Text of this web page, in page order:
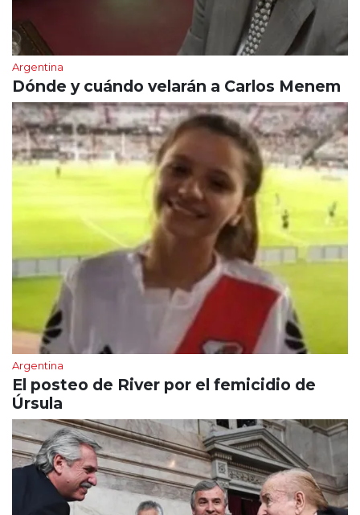
Argentina
Dónde y cuándo velarán a Carlos Menem
Argentina
El posteo de River por el femicidio de
Úrsula